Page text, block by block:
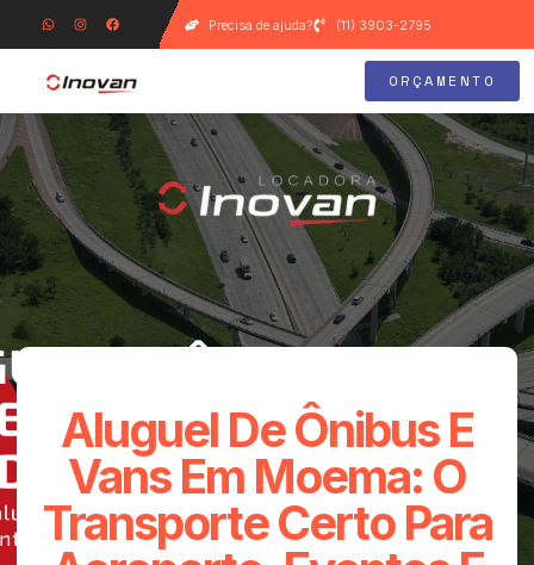
Precisa de ajuda? (11) 3903-2795
ORÇAMENTO
Aluguel De Ônibus E
Vans Em Moema: O
Transporte Certo Para